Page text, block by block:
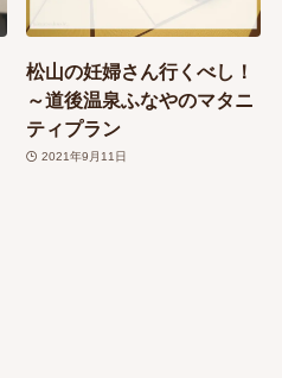
松山の妊婦さん行くべし！
～道後温泉ふなやのマタニ
ティプラン
2021年9月11日